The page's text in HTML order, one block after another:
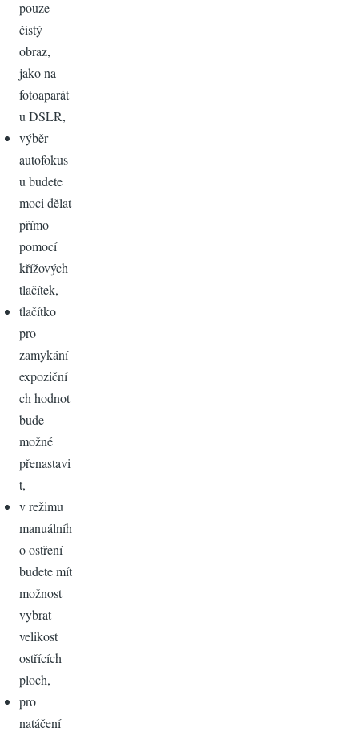
pouze
čistý
obraz,
jako na
fotoaparát
u DSLR,
výběr
autofokus
u budete
moci dělat
přímo
pomocí
křížových
tlačítek,
tlačítko
pro
zamykání
expoziční
ch hodnot
bude
možné
přenastavi
t,
v režimu
manuálníh
o ostření
budete mít
možnost
vybrat
velikost
ostřících
ploch,
pro
natáčení